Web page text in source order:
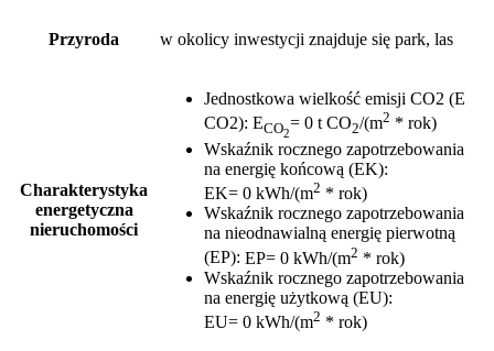
Przyroda w okolicy inwestycji znajduje się park, las
Charakterystyka
energetyczna
nieruchomości
Jednostkowa wielkość emisji CO2 (E
CO2): ECO2
= 0 t CO2/(m2 * rok)
Wskaźnik rocznego zapotrzebowania
na energię końcową (EK):
EK= 0 kWh/(m2 * rok)
Wskaźnik rocznego zapotrzebowania
na nieodnawialną energię pierwotną
(EP): EP= 0 kWh/(m2 * rok)
Wskaźnik rocznego zapotrzebowania
na energię użytkową (EU):
EU= 0 kWh/(m2 * rok)